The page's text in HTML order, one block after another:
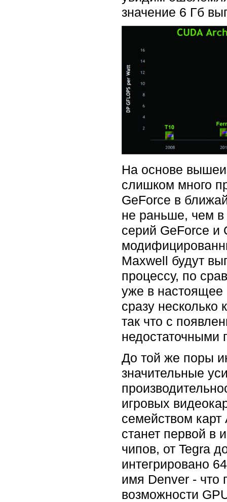
значение 6 Гб
На основе
слишком много
GeForce в
не раньше, чем в
серий GeForce и
Maxwell будут
процессу, по
уже в настоящее
сразу
так что с
До той же поры
значительные
игровых
семейством
станет первой в
чипов, от Tegra
интегрировано
имя Denver - что
возможности